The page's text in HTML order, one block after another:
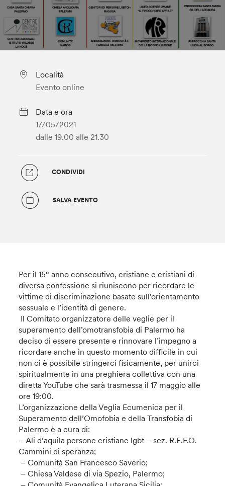
Località
Evento online
Data e ora
17/05/2021
dalle 19.00 alle 21.30
CONDIVIDI
SALVA EVENTO
Per il 15° anno consecutivo, cristiane e cristiani di
diversa confessione si riuniscono per ricordare le
vittime di discriminazione basate sull’orientamento
sessuale e l’identità di genere.
Il Comitato organizzatore delle veglie per il
superamento dell’omotransfobia di Palermo ha
deciso di essere presente e rinnovare l’impegno a
ricordare anche in questo momento difficile in cui
non ci è possibile stringerci fisicamente, per unirci
spiritualmente in una preghiera collettiva con una
diretta YouTube che sarà trasmessa il 17 maggio alle
ore 19:00.
L’organizzazione della Veglia Ecumenica per il
Superamento dell’Omofobia e della Transfobia di
Palermo è a cura di:
– Ali d’aquila persone cristiane lgbt – sez. R.E.F.O.
Cammini di speranza;
– Comunità San Francesco Saverio;
– Chiesa Valdese di via Spezio, Palermo;